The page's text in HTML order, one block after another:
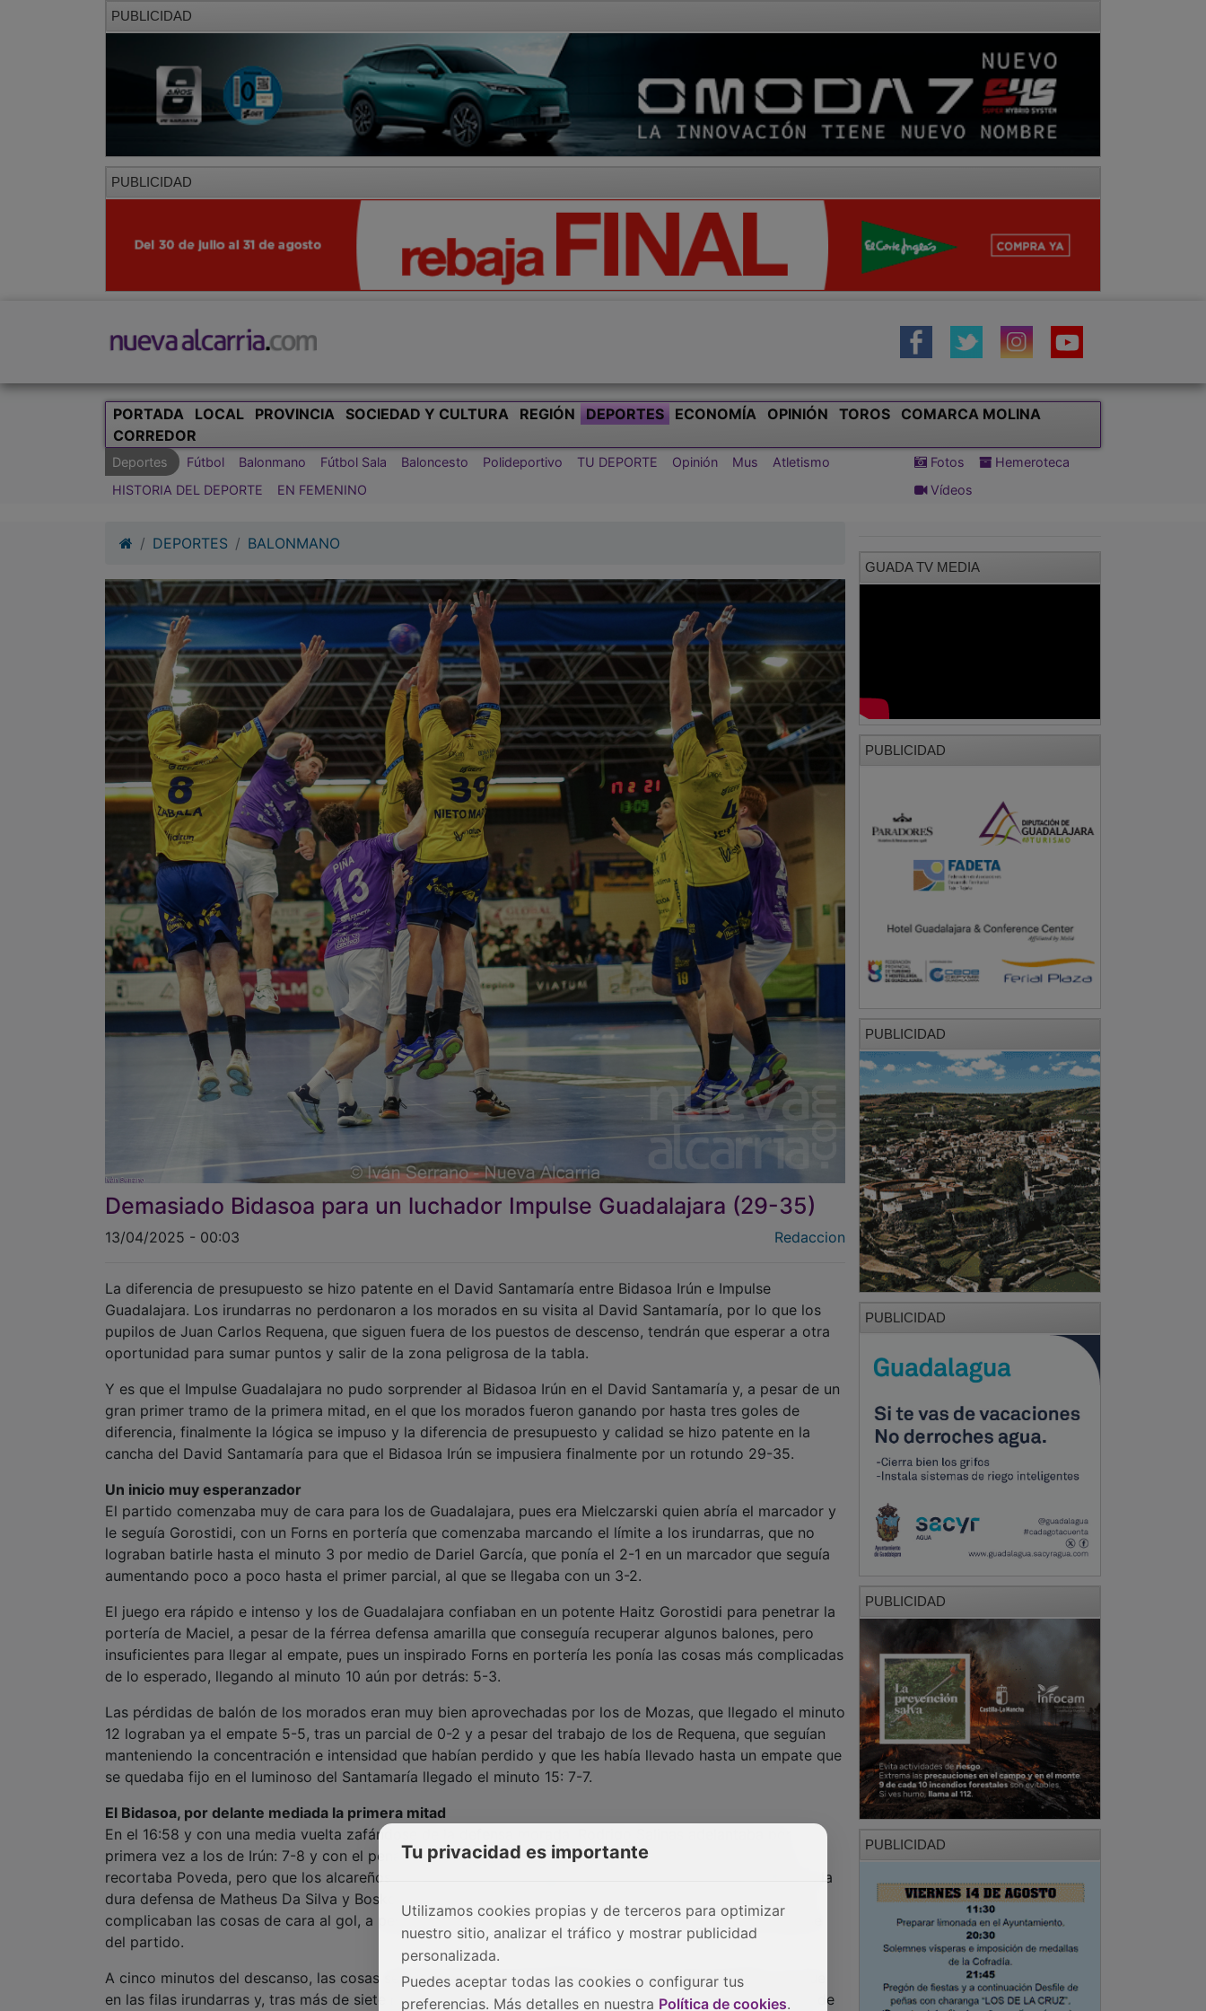
PUBLICIDAD
PUBLICIDAD
PORTADA LOCAL PROVINCIA SOCIEDAD Y CULTURA REGIÓN DEPORTES ECONOMÍA OPINIÓN TOROS
COMARCA MOLINA
CORREDOR
Deportes Fútbol Balonmano Fútbol Sala Baloncesto Polideportivo TU DEPORTE Opinión Mus
Atletismo
HISTORIA DEL DEPORTE
EN FEMENINO
Fotos
Hemeroteca
Vídeos
DEPORTES BALONMANO
Demasiado Bidasoa para un luchador Impulse Guadalajara (29-35)
13/04/2025 - 00:03 Redaccion
La diferencia de presupuesto se hizo patente en el David Santamaría entre Bidasoa Irún e Impulse
Guadalajara. Los irundarras no perdonaron a los morados en su visita al David Santamaría, por lo que los
pupilos de Juan Carlos Requena, que siguen fuera de los puestos de descenso, tendrán que esperar a otra
oportunidad para sumar puntos y salir de la zona peligrosa de la tabla.
Y es que el Impulse Guadalajara no pudo sorprender al Bidasoa Irún en el David Santamaría y, a pesar de un
gran primer tramo de la primera mitad, en el que los morados fueron ganando por hasta tres goles de
diferencia, finalmente la lógica se impuso y la diferencia de presupuesto y calidad se hizo patente en la
cancha del David Santamaría para que el Bidasoa Irún se impusiera finalmente por un rotundo 29-35.
Un inicio muy esperanzador
El partido comenzaba muy de cara para los de Guadalajara, pues era Mielczarski quien abría el marcador y
le seguía Gorostidi, con un Forns en portería que comenzaba marcando el límite a los irundarras, que no
lograban batirle hasta el minuto 3 por medio de Dariel García, que ponía el 2-1 en un marcador que seguía
aumentando poco a poco hasta el primer parcial, al que se llegaba con un 3-2.
El juego era rápido e intenso y los de Guadalajara confiaban en un potente Haitz Gorostidi para penetrar la
portería de Maciel, a pesar de la férrea defensa amarilla que conseguía recuperar algunos balones, pero
insuficientes para llegar al empate, pues un inspirado Forns en portería les ponía las cosas más complicadas
de lo esperado, llegando al minuto 10 aún por detrás: 5-3.
Las pérdidas de balón de los morados eran muy bien aprovechadas por los de Mozas, que llegado el minuto
12 lograban ya el empate 5-5, tras un parcial de 0-2 y a pesar del trabajo de los de Requena, que seguían
manteniendo la concentración e intensidad que habían perdido y que les había llevado hasta un empate que
se quedaba fijo en el luminoso del Santamaría llegado el minuto 15: 7-7.
El Bidasoa, por delante mediada la primera mitad
En el 16:58 y con una media vuelta zafándose de la defensa morada, Rodrigo Salinas adelantaba por
primera vez a los de Irún: 7-8 y con el penalti de Cavero, ya era 7-9 para los visitantes, distancia que
recortaba Poveda, pero que los alcareños no acababan de conseguir neutralizar, en gran parte debido a la
dura defensa de Matheus Da Silva y Boskos, que cerraban cualquier hueco posible a Jodar y Jović y les
complicaban las cosas de cara al gol, a pesar del esfuerzo de los atacantes morados por no descolgarse
del partido.
A cinco minutos del descanso, las cosas seguían igual: 9-11 para Bidasoa, pero con una novedad y es que
en las filas irundarras y, tras más de siete meses de lesión, Tito Díaz, exjugador del Guadalajara, saltaba de
GUADA TV MEDIA
PUBLICIDAD
PUBLICIDAD
PUBLICIDAD
PUBLICIDAD
PUBLICIDAD
Tu privacidad es importante
Utilizamos cookies propias y de terceros para optimizar
nuestro sitio, analizar el tráfico y mostrar publicidad
personalizada.
Puedes aceptar todas las cookies o configurar tus
preferencias. Más detalles en nuestra Política de cookies.